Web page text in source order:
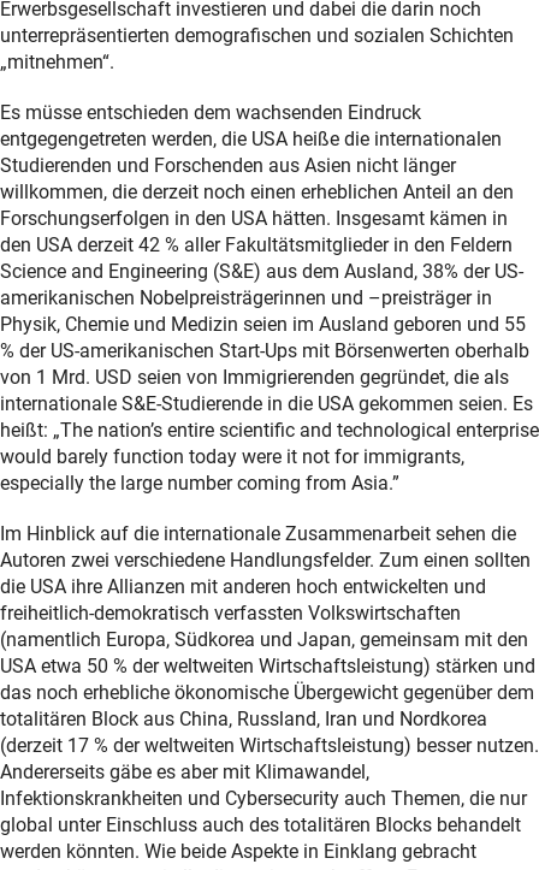
Erwerbsgesellschaft investieren und dabei die darin noch
unterrepräsentierten demografischen und sozialen Schichten
„mitnehmen“.
Es müsse entschieden dem wachsenden Eindruck
entgegengetreten werden, die USA heiße die internationalen
Studierenden und Forschenden aus Asien nicht länger
willkommen, die derzeit noch einen erheblichen Anteil an den
Forschungserfolgen in den USA hätten. Insgesamt kämen in
den USA derzeit 42 % aller Fakultätsmitglieder in den Feldern
Science and Engineering (S&E) aus dem Ausland, 38% der US-
amerikanischen Nobelpreisträgerinnen und –preisträger in
Physik, Chemie und Medizin seien im Ausland geboren und 55
% der US-amerikanischen Start-Ups mit Börsenwerten oberhalb
von 1 Mrd. USD seien von Immigrierenden gegründet, die als
internationale S&E-Studierende in die USA gekommen seien. Es
heißt: „The nation’s entire scientific and technological enterprise
would barely function today were it not for immigrants,
especially the large number coming from Asia.”
Im Hinblick auf die internationale Zusammenarbeit sehen die
Autoren zwei verschiedene Handlungsfelder. Zum einen sollten
die USA ihre Allianzen mit anderen hoch entwickelten und
freiheitlich-demokratisch verfassten Volkswirtschaften
(namentlich Europa, Südkorea und Japan, gemeinsam mit den
USA etwa 50 % der weltweiten Wirtschaftsleistung) stärken und
das noch erhebliche ökonomische Übergewicht gegenüber dem
totalitären Block aus China, Russland, Iran und Nordkorea
(derzeit 17 % der weltweiten Wirtschaftsleistung) besser nutzen.
Andererseits gäbe es aber mit Klimawandel,
Infektionskrankheiten und Cybersecurity auch Themen, die nur
global unter Einschluss auch des totalitären Blocks behandelt
werden könnten. Wie beide Aspekte in Einklang gebracht